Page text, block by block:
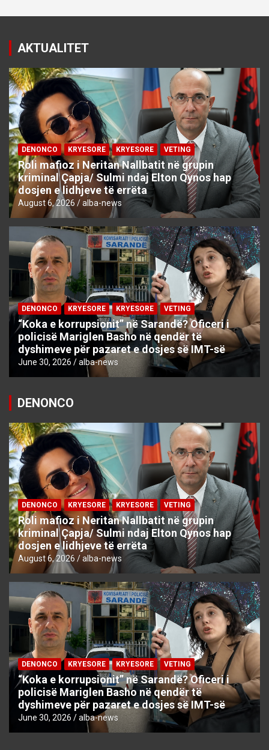
AKTUALITET
DENONCO KRYESORE KRYESORE VETING
Roli mafioz i Neritan Nallbatit në grupin
kriminal Çapja/ Sulmi ndaj Elton Qynos hap
dosjen e lidhjeve të errëta
August 6, 2026 alba-news
DENONCO KRYESORE KRYESORE VETING
“Koka e korrupsionit” në Sarandë? Oficeri i
policisë Mariglen Basho në qendër të
dyshimeve për pazaret e dosjes së IMT-së
June 30, 2026 alba-news
DENONCO
DENONCO KRYESORE KRYESORE VETING
Roli mafioz i Neritan Nallbatit në grupin
kriminal Çapja/ Sulmi ndaj Elton Qynos hap
dosjen e lidhjeve të errëta
August 6, 2026 alba-news
DENONCO KRYESORE KRYESORE VETING
“Koka e korrupsionit” në Sarandë? Oficeri i
policisë Mariglen Basho në qendër të
dyshimeve për pazaret e dosjes së IMT-së
June 30, 2026 alba-news